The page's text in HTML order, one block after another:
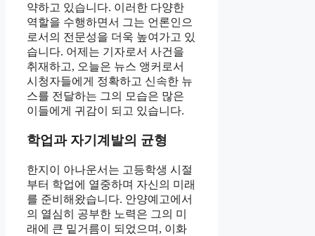
약하고 있습니다. 이러한 다양한
역할을 수행하면서 그는 언론인으
로서의 전문성을 더욱 높여가고 있
습니다. 어제는 기자로서 사건을
취재하고, 오늘은 뉴스 앵커로서
시청자들에게 정확하고 신속한 뉴
스를 전달하는 그의 모습은 많은
이들에게 귀감이 되고 있습니다.
학업과 자기계발의 균형
한지이 아나운서는 고등학생 시절
부터 학업에 열중하며 자신의 미래
를 준비해왔습니다. 안양예고에서
의 열심히 공부한 노력은 그의 미
래에 큰 밑거름이 되었으며, 이화